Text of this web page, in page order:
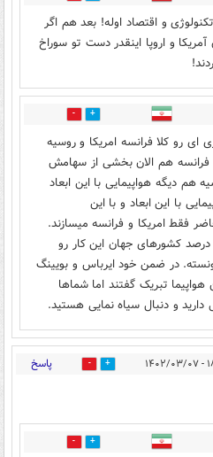
و اقتصاد اوله! بعد هم اگر
و اروپا اینقدر دست تو سوراخ
1
ای رو کلا فرانسه امریکا و روسیه
هم الان بخشی از سهامش
هم دیگه هواپیمایی با این ابعاد
با این ابعاد و با این
فقط امریکا و فرانسه میسازند.
درصد کشورهای جهان این کار رو
در ضمن خود ایرباس و بویینگ
تبریک گفتند اما شماها
و دنبال سیاه نمایی هستید.
9 پاسخ
0